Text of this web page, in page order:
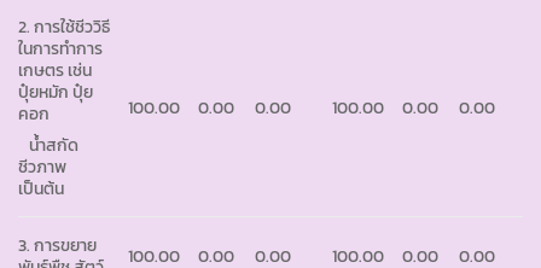
2. การใช้ชีววิธี
ในการทำการ
เกษตร เช่น
ปุ๋ยหมัก ปุ๋ย
คอก
น้ำสกัด
ชีวภาพ
เป็นต้น
100.00 0.00 0.00 100.00 0.00 0.00
3. การขยาย
100.00 0.00 0.00 100.00 0.00 0.00